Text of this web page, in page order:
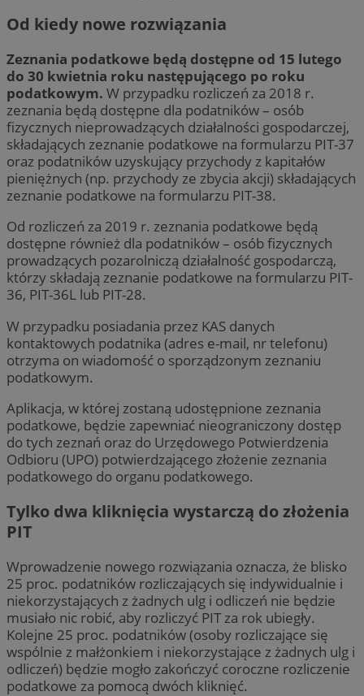
Od kiedy nowe rozwiązania
Zeznania podatkowe będą dostępne od 15 lutego
do 30 kwietnia roku następującego po roku
podatkowym. W przypadku rozliczeń za 2018 r.
zeznania będą dostępne dla podatników – osób
fizycznych nieprowadzących działalności gospodarczej,
składających zeznanie podatkowe na formularzu PIT-37
oraz podatników uzyskujący przychody z kapitałów
pieniężnych (np. przychody ze zbycia akcji) składających
zeznanie podatkowe na formularzu PIT-38.
Od rozliczeń za 2019 r. zeznania podatkowe będą
dostępne również dla podatników – osób fizycznych
prowadzących pozarolniczą działalność gospodarczą,
którzy składają zeznanie podatkowe na formularzu PIT-
36, PIT-36L lub PIT-28.
W przypadku posiadania przez KAS danych
kontaktowych podatnika (adres e-mail, nr telefonu)
otrzyma on wiadomość o sporządzonym zeznaniu
podatkowym.
Aplikacja, w której zostaną udostępnione zeznania
podatkowe, będzie zapewniać nieograniczony dostęp
do tych zeznań oraz do Urzędowego Potwierdzenia
Odbioru (UPO) potwierdzającego złożenie zeznania
podatkowego do organu podatkowego.
Tylko dwa kliknięcia wystarczą do złożenia
PIT
Wprowadzenie nowego rozwiązania oznacza, że blisko
25 proc. podatników rozliczających się indywidualnie i
niekorzystających z żadnych ulg i odliczeń nie będzie
musiało nic robić, aby rozliczyć PIT za rok ubiegły.
Kolejne 25 proc. podatników (osoby rozliczające się
wspólnie z małżonkiem i niekorzystające z żadnych ulg i
odliczeń) będzie mogło zakończyć coroczne rozliczenie
podatkowe za pomocą dwóch kliknięć.